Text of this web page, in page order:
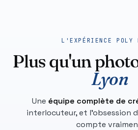
L'EXPÉRIENCE POLY
Plus qu'un
Lyon
Une équipe complète de
interlocuteur, et l'obsession
compte